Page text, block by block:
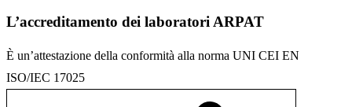
L’accreditamento dei laboratori ARPAT
È un’attestazione della conformità alla norma UNI CEI EN
ISO/IEC 17025